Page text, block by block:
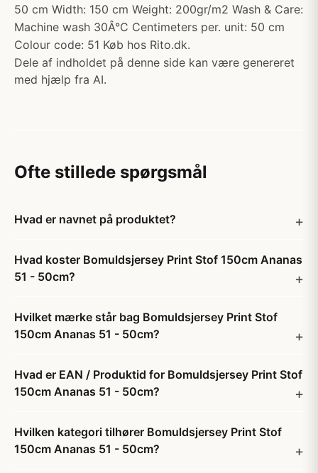
50 cm Width: 150 cm Weight: 200gr/m2 Wash & Care:
Machine wash 30Â°C Centimeters per. unit: 50 cm
Colour code: 51 Køb hos Rito.dk.
Dele af indholdet på denne side kan være genereret
med hjælp fra AI.
Ofte stillede spørgsmål
Hvad er navnet på produktet?
Hvad koster Bomuldsjersey Print Stof 150cm Ananas
51 - 50cm?
Hvilket mærke står bag Bomuldsjersey Print Stof
150cm Ananas 51 - 50cm?
Hvad er EAN / Produktid for Bomuldsjersey Print Stof
150cm Ananas 51 - 50cm?
Hvilken kategori tilhører Bomuldsjersey Print Stof
150cm Ananas 51 - 50cm?